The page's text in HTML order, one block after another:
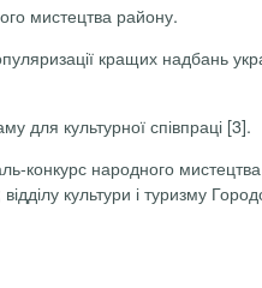
мистецтва району.
кращих надбань
для культурної співпраці [3].
конкурс народного
культури і туризму